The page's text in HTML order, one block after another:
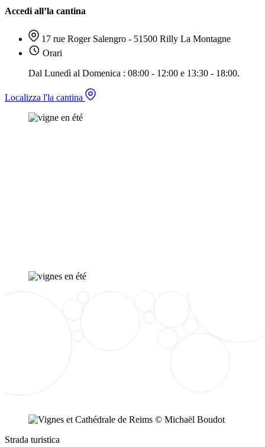
Accedi all’la cantina
17 rue Roger Salengro - 51500 Rilly La Montagne
Orari
Dal Lunedì al Domenica : 08:00 - 12:00 e 13:30 - 18:00.
Localizza l'la cantina
Strada turistica